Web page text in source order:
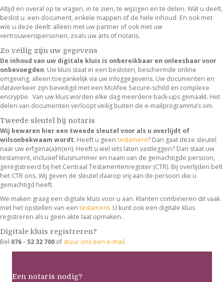
Altijd en overal op te vragen, in te zien, te wijzigen en te delen. Wát u deelt,
beslist u: een document, enkele mappen of de hele inhoud. En ook met
wíe u deze deelt: alleen met uw partner of ook met uw
vertrouwenspersonen, zoals uw arts of notaris.
Zo veilig zijn uw gegevens
De inhoud van uw digitale kluis is onbereikbaar en onleesbaar voor
onbevoegden. Uw kluis staat in een besloten, beschermde online
omgeving, alleen toegankelijk via uw inloggegevens. Uw documenten en
dataverkeer zijn beveiligd met een McAfee Secure-schild en complexe
encryptie. Van uw kluis worden elke dag meerdere back-ups gemaakt. Het
delen van documenten verloopt veilig buiten de e-mailprogramma’s om.
Tweede sleutel bij notaris
Wij bewaren hier een tweede sleutel voor als u overlijdt of
wilsonbekwaam wordt. Heeft u geen testament? Dan gaat deze sleutel
naar uw erfgena(a)m(en). Heeft u wel iets laten vastleggen? Dan staat uw
testament, inclusief kluisnummer en naam van de gemachtigde persoon,
geregistreerd bij het Centraal Testamentenregister (CTR). Bij overlijden belt
het CTR ons. Wij geven de sleutel daarop vrij aan de persoon die u
gemachtigd heeft.
We maken graag een digitale kluis voor u aan. Klanten combineren dit vaak
met het opstellen van een testament. U kunt ook een digitale kluis
registreren als u geen akte laat opmaken.
Digitale kluis registreren?
Bel 076 - 52 32 700 of stuur ons een e-mail.
Een notaris nodig?